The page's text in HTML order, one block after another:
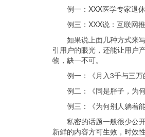
例一：XXX医学专家退
例三：XXX说：互联网
如果说上面几种方式来
引用户的眼光，还能让用户
物，缺一不可。
例一：《月入3千与三万
例二：《同是胖子，为
例三：《为何别人躺着
私密的话题一般很少公
新鲜的内容方可生效，时效